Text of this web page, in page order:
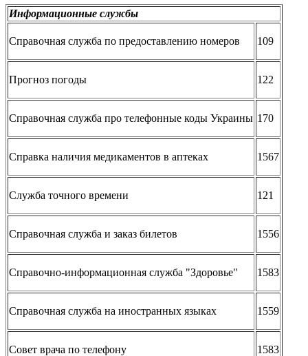
Информационные службы
Справочная служба по предоставлению номеров 109
Прогноз погоды 122
Справочная служба про телефонные коды Украины 170
Справка наличия медикаментов в аптеках 1567
Служба точного времени 121
Справочная служба и заказ билетов 1556
Справочно-информационная служба "Здоровье" 1583
Справочная служба на иностранных языках 1559
Совет врача по телефону 1583